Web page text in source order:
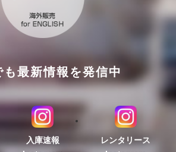
も最新情報を発信中
入庫速報
レンタリース